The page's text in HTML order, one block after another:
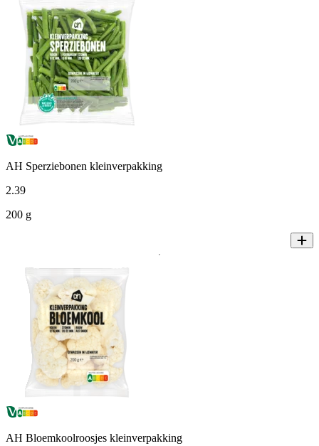
AH Sperziebonen kleinverpakking
2.39
200 g
AH Bloemkoolroosjes kleinverpakking